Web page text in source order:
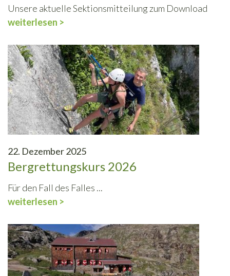
Unsere aktuelle Sektionsmitteilung zum Download
weiterlesen >
22. Dezember 2025
Bergrettungskurs 2026
Für den Fall des Falles ...
weiterlesen >